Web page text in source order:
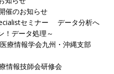
催のお知らせ
セミナー データ分析へ
！データ処理～
情報学会九州・沖縄支部
情報技師会研修会